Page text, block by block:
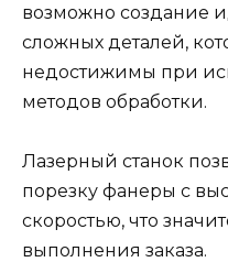
возможно создание
сложных деталей,
недостижимы при
методов обработки.
Лазерный станок
порезку фанеры с
скоростью, что
выполнения заказа.